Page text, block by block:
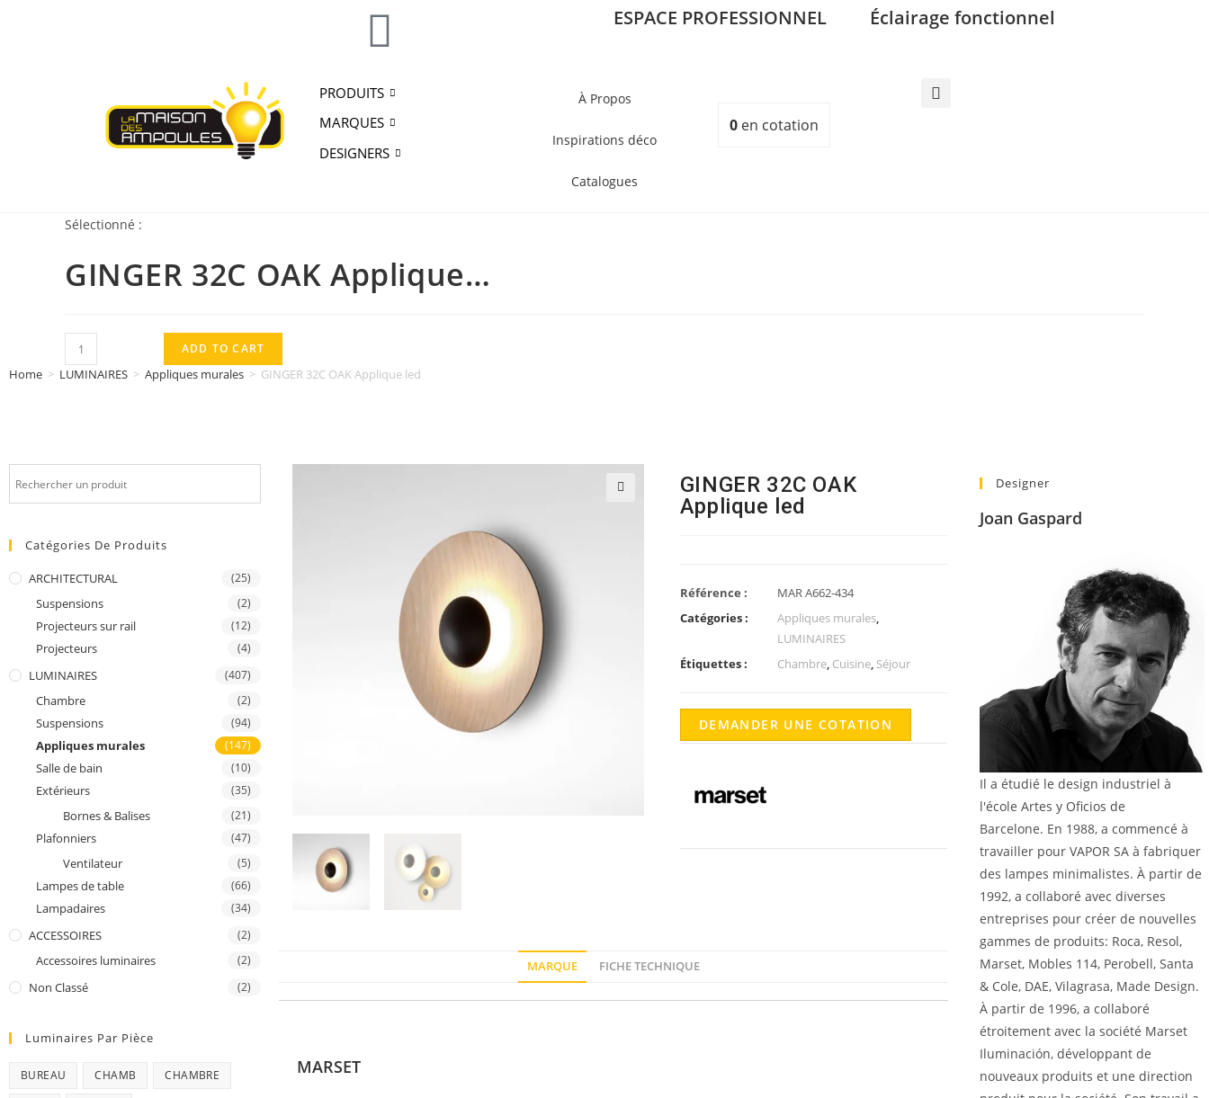
ESPACE PROFESSIONNEL Éclairage fonctionnel
PRODUITS
MARQUES
DESIGNERS
À Propos
Inspirations déco
Catalogues
0 en cotation
Sélectionné :
GINGER 32C OAK Applique…
ADD TO CART
Home > LUMINAIRES > Appliques murales > GINGER 32C OAK Applique led
Catégories De Produits
ARCHITECTURAL (25)
Suspensions (2)
Projecteurs sur rail (12)
Projecteurs (4)
LUMINAIRES (407)
Chambre (2)
Suspensions (94)
Appliques murales (147)
Salle de bain (10)
Extérieurs (35)
Bornes & Balises (21)
Plafonniers (47)
Ventilateur (5)
Lampes de table (66)
Lampadaires (34)
ACCESSOIRES (2)
Accessoires luminaires (2)
Non Classé (2)
Luminaires Par Pièce
BUREAU CHAMB CHAMBRE
GINGER 32C OAK
Applique led
Référence :
MAR A662-434
Catégories :
Appliques murales,
LUMINAIRES
Étiquettes :
Chambre, Cuisine, Séjour
DEMANDER UNE COTATION
MARQUE FICHE TECHNIQUE
MARSET
Designer
Joan Gaspard
Il a étudié le design industriel à
l'école Artes y Oficios de
Barcelone. En 1988, a commencé à
travailler pour VAPOR SA à fabriquer
des lampes minimalistes. À partir de
1992, a collaboré avec diverses
entreprises pour créer de nouvelles
gammes de produits: Roca, Resol,
Marset, Mobles 114, Perobell, Santa
& Cole, DAE, Vilagrasa, Made Design.
À partir de 1996, a collaboré
étroitement avec la société Marset
Iluminación, développant de
nouveaux produits et une direction